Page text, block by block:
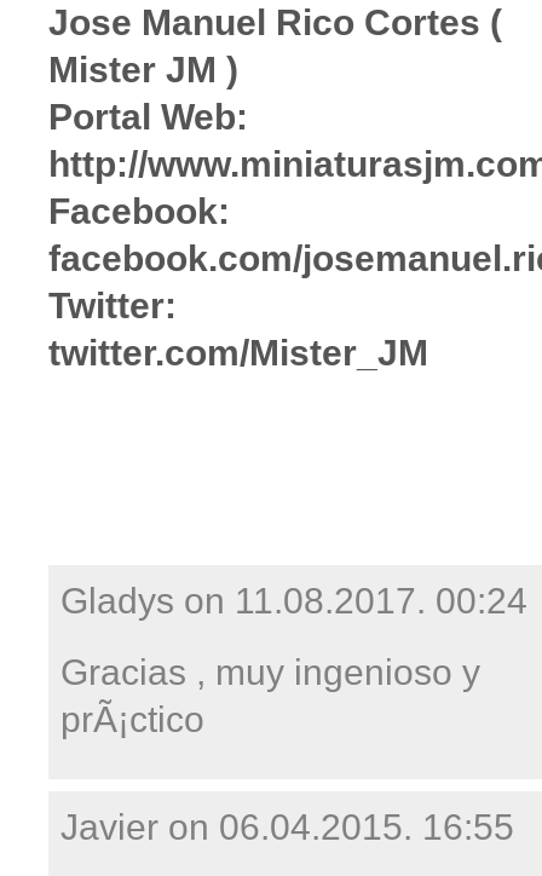
Jose Manuel Rico Cortes (
Mister JM )
Portal Web:
http://
Facebook:
facebook.com/
Twitter:
twitter.com/Mister_JM
Gladys on 11.08.2017. 00:24
Gracias , muy ingenioso y
prÃ¡ctico
Javier on 06.04.2015. 16:55